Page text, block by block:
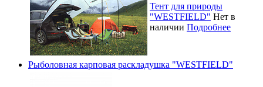
Тент для природы
"WESTFIELD" Нет в
наличии Подробнее
Рыболовная карповая раскладушка "WESTFIELD"